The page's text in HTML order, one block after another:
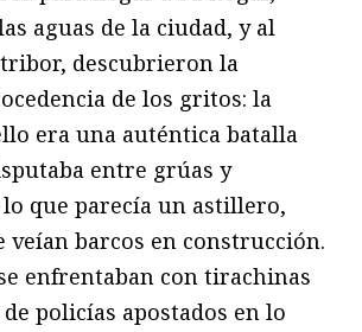
aguas de la ciudad, y al
descubrieron la
de los gritos: la
era una auténtica batalla
entre grúas y
lo que parecía un astillero,
veían barcos en construcción.
enfrentaban con tirachinas
policías apostados en lo